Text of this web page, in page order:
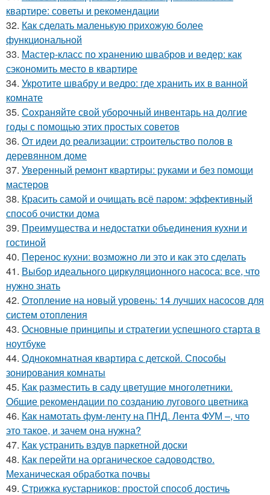
квартире: советы и рекомендации
32. Как сделать маленькую прихожую более
функциональной
33. Мастер-класс по хранению швабров и ведер: как
сэкономить место в квартире
34. Укротите швабру и ведро: где хранить их в ванной
комнате
35. Сохраняйте свой уборочный инвентарь на долгие
годы с помощью этих простых советов
36. От идеи до реализации: строительство полов в
деревянном доме
37. Уверенный ремонт квартиры: руками и без помощи
мастеров
38. Красить самой и очищать всё паром: эффективный
способ очистки дома
39. Преимущества и недостатки объединения кухни и
гостиной
40. Перенос кухни: возможно ли это и как это сделать
41. Выбор идеального циркуляционного насоса: все, что
нужно знать
42. Отопление на новый уровень: 14 лучших насосов для
систем отопления
43. Основные принципы и стратегии успешного старта в
ноутбуке
44. Однокомнатная квартира с детской. Способы
зонирования комнаты
45. Как разместить в саду цветущие многолетники.
Общие рекомендации по созданию лугового цветника
46. Как намотать фум-ленту на ПНД. Лента ФУМ –, что
это такое, и зачем она нужна?
47. Как устранить вздув паркетной доски
48. Как перейти на органическое садоводство.
Механическая обработка почвы
49. Стрижка кустарников: простой способ достичь